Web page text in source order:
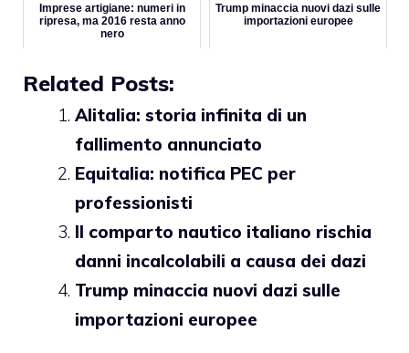
Imprese artigiane: numeri in
ripresa, ma 2016 resta anno
nero
Trump minaccia nuovi dazi sulle
importazioni europee
Related Posts:
Alitalia: storia infinita di un
fallimento annunciato
Equitalia: notifica PEC per
professionisti
Il comparto nautico italiano rischia
danni incalcolabili a causa dei dazi
Trump minaccia nuovi dazi sulle
importazioni europee